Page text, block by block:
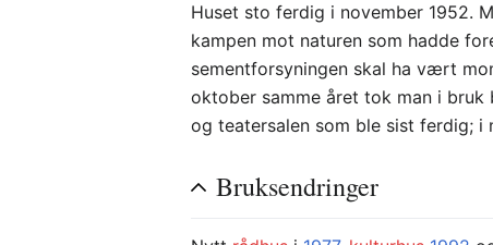
Huset sto ferdig i november 1952.
kampen mot naturen som hadde
sementforsyningen skal ha vært
oktober samme året tok man i bruk
og teatersalen som ble sist ferdig; i
Bruksendringer